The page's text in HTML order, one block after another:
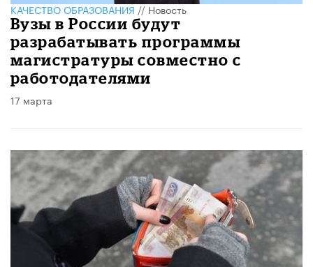
КАЧЕСТВО ОБРАЗОВАНИЯ//Новость
Вузы в России будут
разрабатывать программы
магистратуры совместно с
работодателями
17 марта